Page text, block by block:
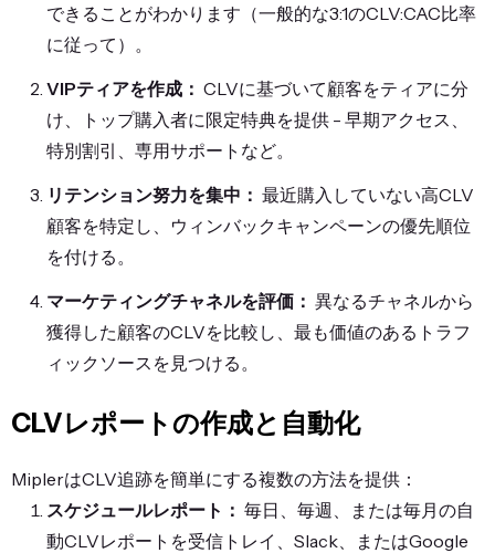
できることがわかります（一般的な3:1のCLV:CAC比率
に従って）。
VIPティアを作成： CLVに基づいて顧客をティアに分
け、トップ購入者に限定特典を提供 - 早期アクセス、
特別割引、専用サポートなど。
リテンション努力を集中： 最近購入していない高CLV
顧客を特定し、ウィンバックキャンペーンの優先順位
を付ける。
マーケティングチャネルを評価： 異なるチャネルから
獲得した顧客のCLVを比較し、最も価値のあるトラフ
ィックソースを見つける。
CLVレポートの作成と自動化
MiplerはCLV追跡を簡単にする複数の方法を提供：
スケジュールレポート： 毎日、毎週、または毎月の自
動CLVレポートを受信トレイ、Slack、またはGoogle